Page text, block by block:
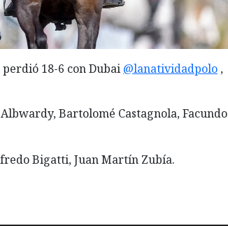
perdió 18-6 con Dubai @lanatividadpolo ,
Bartolomé Castagnola, Facundo
Bigatti, Juan Martín Zubía.